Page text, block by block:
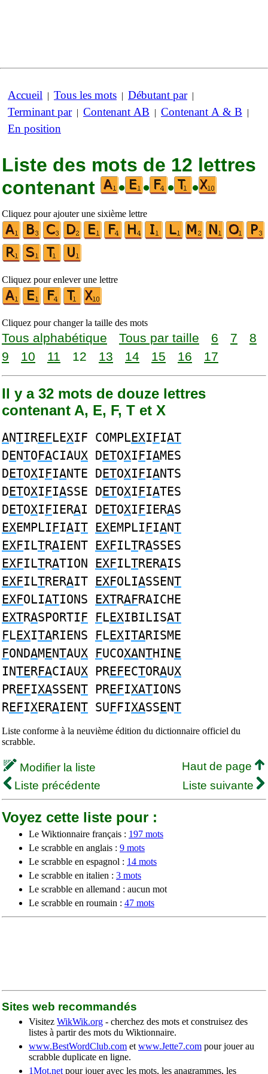
Accueil | Tous les mots | Débutant par|
Terminant par| Contenant AB | Contenant A & B |
En position
Liste des mots de 12 lettres
contenant
• • • •
Cliquez pour ajouter une sixième lettre
Cliquez pour enlever une lettre
Cliquez pour changer la taille des mots
Tous alphabétique Tous par taille 6 7
8
9
10 11 12 13 14 15 16 17
Il y a 32 mots de douze lettres
contenant A, E, F, T et X
ANTIREFLEXIF COMPLEXIFIAT
DENTOFACIAUX DETOXIFIAMES
DETOXIFIANTE DETOXIFIANTS
DETOXIFIASSE DETOXIFIATES
DETOXIFIERAI DETOXIFIERAS
EXEMPLIFIAIT EXEMPLIFIANT
EXFILTRAIENT EXFILTRASSES
EXFILTRATION EXFILTRERAIS
EXFILTRERAIT EXFOLIASSENT
EXFOLIATIONS EXTRAFRAICHE
EXTRASPORTIF FLEXIBILISAT
FLEXITARIENS FLEXITARISME
FONDAMENTAUX FUCOXANTHINE
INTERFACIAUX PREFECTORAUX
PREFIXASSENT PREFIXATIONS
REFIXERAIENT SUFFIXASSENT
Liste conforme à la neuvième édition du dictionnaire officiel du
scrabble.
Modifier la liste
Haut de page
Liste précédente
Liste suivante
Voyez cette liste pour :
Le Wiktionnaire français : 197 mots
Le scrabble en anglais : 9 mots
Le scrabble en espagnol : 14 mots
Le scrabble en italien : 3 mots
Le scrabble en allemand : aucun mot
Le scrabble en roumain : 47 mots
Sites web recommandés
Visitez WikWik.org - cherchez des mots et construisez des
listes à partir des mots du Wiktionnaire.
www.BestWordClub.com et www.Jette7.com pour jouer au
scrabble duplicate en ligne.
1Mot.net pour jouer avec les mots, les anagrammes, les